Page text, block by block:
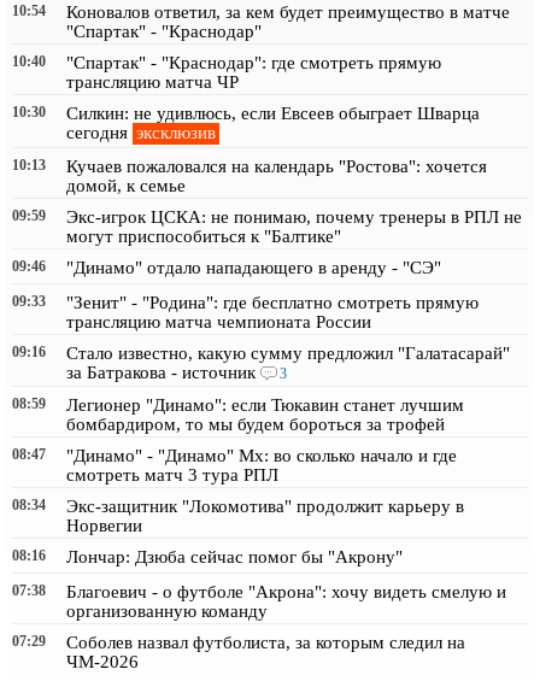
10:54
Коновалов ответил, за кем будет преимущество в матче
"Спартак" - "Краснодар"
10:40
"Спартак" - "Краснодар": где смотреть прямую
трансляцию матча ЧР
10:30
Силкин: не удивлюсь, если Евсеев обыграет Шварца
сегодня эксклюзив
10:13
Кучаев пожаловался на календарь "Ростова": хочется
домой, к семье
09:59
Экс-игрок ЦСКА: не понимаю, почему тренеры в РПЛ не
могут приспособиться к "Балтике"
09:46 "Динамо" отдало нападающего в аренду - "СЭ"
09:33
"Зенит" - "Родина": где бесплатно смотреть прямую
трансляцию матча чемпионата России
09:16
Стало известно, какую сумму предложил "Галатасарай"
за Батракова - источник
3
08:59
Легионер "Динамо": если Тюкавин станет лучшим
бомбардиром, то мы будем бороться за трофей
08:47
"Динамо" - "Динамо" Мх: во сколько начало и где
смотреть матч 3 тура РПЛ
08:34
Экс-защитник "Локомотива" продолжит карьеру в
Норвегии
08:16 Лончар: Дзюба сейчас помог бы "Акрону"
07:38
Благоевич - о футболе "Акрона": хочу видеть смелую и
организованную команду
07:29
Соболев назвал футболиста, за которым следил на
ЧМ-2026